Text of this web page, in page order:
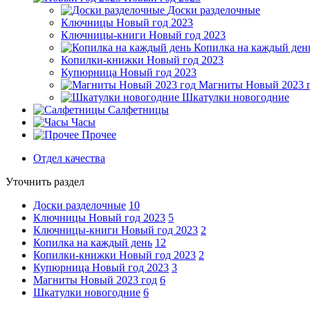
Доски разделочные
Ключницы Новый год 2023
Ключницы-книги Новый год 2023
Копилка на каждый
Копилки-книжки Новый год 2023
Купюрница Новый год 2023
Магниты Новый 2023
Шкатулки новогодние
Салфетницы
Часы
Прочее
Отдел качества
Уточнить раздел
Доски разделочные 10
Ключницы Новый год 2023 5
Ключницы-книги Новый год 2023 2
Копилка на каждый день 12
Копилки-книжки Новый год 2023 2
Купюрница Новый год 2023 3
Магниты Новый 2023 год 6
Шкатулки новогодние 6